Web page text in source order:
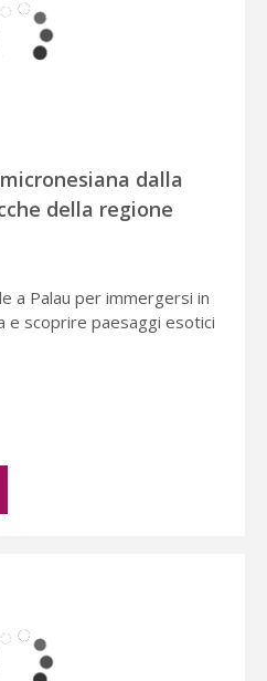
dalla
della regione
a Palau per immergersi in
e scoprire paesaggi esotici